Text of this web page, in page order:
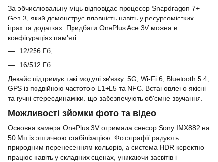
За обчислювальну міць відповідає процесор Snapdragon 7+
Gen 3, який демонструє плавність навіть у ресурсомістких
іграх та додатках. Придбати OnePlus Ace 3V можна в
конфігураціях пам'яті:
12/256 Гб;
16/512 Гб.
Девайс підтримує такі модулі зв'язку: 5G, Wi-Fi 6, Bluetooth 5.4,
GPS із подвійною частотою L1+L5 та NFC. Встановлено якісні
та гучні стереодинаміки, що забезпечують об'ємне звучання.
Можливості зйомки фото та відео
Основна камера OnePlus 3V отримала сенсор Sony IMX882 на
50 Мп із оптичною стабілізацією. Фотографії радують
природним перенесенням кольорів, а система HDR коректно
працює навіть у складних сценах, уникаючи засвітів і